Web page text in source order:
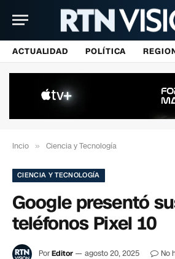
ACTUALIDAD POLÍTICA
Incio » Ciencia y Tecnología
CIENCIA Y TECNOLOGÍA
Google presentó
teléfonos Pixel 10
PorEditor agosto 20, 2025
No